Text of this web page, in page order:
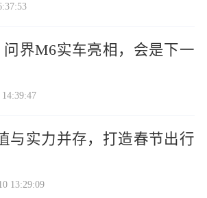
界M6实车亮相，会是下一
与实力并存，打造春节出行
13:29:09